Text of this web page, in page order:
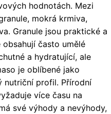
hodnotách. Mezi
mokrá krmiva,
Granule jsou praktické a
často umělé
a hydratující, ale
je oblíbené jako
nutriční profil. Přírodní
více času na
své výhody a nevýhody,